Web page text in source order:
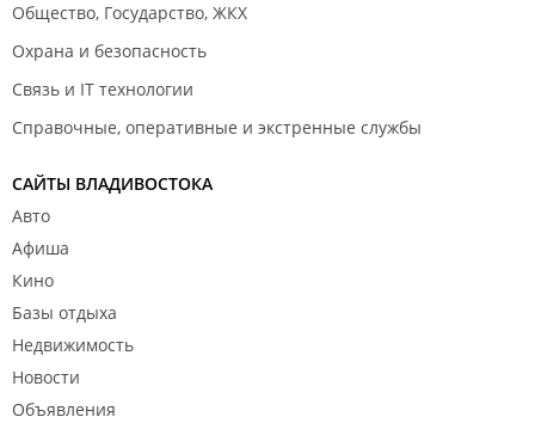
Общество, Государство, ЖКХ
Охрана и безопасность
Связь и IT технологии
Справочные, оперативные и экстренные службы
САЙТЫ ВЛАДИВОСТОКА
Авто
Афиша
Кино
Базы отдыха
Недвижимость
Новости
Объявления